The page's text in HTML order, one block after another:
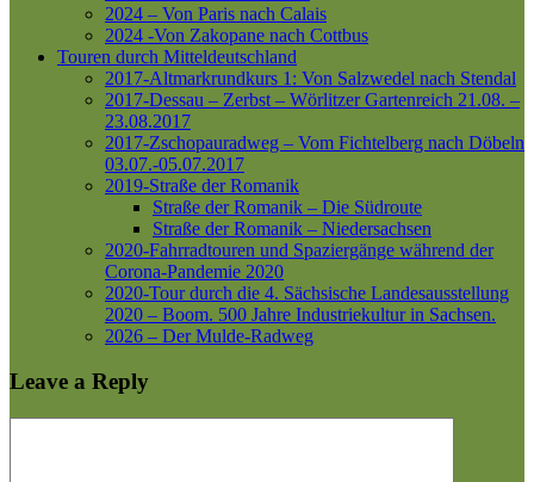
2024 – Von Paris nach Calais
2024 -Von Zakopane nach Cottbus
Touren durch Mitteldeutschland
2017-Altmarkrundkurs 1: Von Salzwedel nach Stendal
2017-Dessau – Zerbst – Wörlitzer Gartenreich 21.08. –
23.08.2017
2017-Zschopauradweg – Vom Fichtelberg nach Döbeln
03.07.-05.07.2017
2019-Straße der Romanik
Straße der Romanik – Die Südroute
Straße der Romanik – Niedersachsen
2020-Fahrradtouren und Spaziergänge während der
Corona-Pandemie 2020
2020-Tour durch die 4. Sächsische Landesausstellung
2020 – Boom. 500 Jahre Industriekultur in Sachsen.
2026 – Der Mulde-Radweg
Leave a Reply